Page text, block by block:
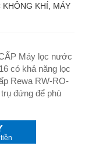
KHÍ, MÁY
Máy lọc nước
có khả năng lọc
Rewa RW-RO-
đứng để phù